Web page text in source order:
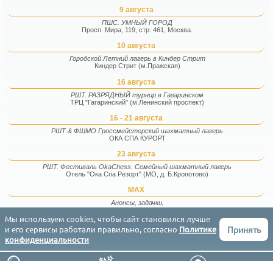
9 августа
ПШС. УМНЫЙ ГОРОД
Просп. Мира, 119, стр. 461, Москва.
10 августа
Городской Летний лагерь в Киндер Стрит
Киндер Стрит (м.Пражская)
16 августа
РШТ. РАЗРЯДНЫЙ турнир в Гагаринском
ТРЦ "Гагаринский" (м.Ленинский проспект)
16 - 21 августа
РШТ & ФШМО Гроссмейстерский шахматный лагерь
ОКА СПА КУРОРТ
23 августа
РШТ. Фестиваль OkaChess. Семейный шахматный лагерь
Отель "Ока Спа Резорт" (МО, д. Б.Кропотово)
MAX
Анонсы, задачки,
фотографии и факты
Соглашение Конфиденциальность Контакты
English
РШТ (Результаты Шахматных Турниров) © 2015-2026
Мы используем cookies, чтобы сайт становился лучше
и его сервисы работали правильно, согласно Политике
конфиденциальности
Принять